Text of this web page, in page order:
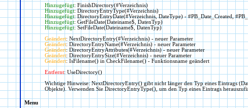
Hinzugefügt: FinishDirectory(#Verzeichnis)
Hinzugefügt: DirectoryEntryType(#Verzeichnis)
Hinzugefügt: DirectoryEntryDate(#Verzeichnis, DateType) - #PB_Date_Created,
Hinzugefügt: GetFileDate(Dateiname$, DatenTyp)
Hinzugefügt: SetFileDate(Dateiname$, DatenTyp)
Geändert: NextDirectoryEntry(#Verzeichnis) - neuer Parameter
Geändert: DirectoryEntryName(#Verzeichnis) - neuer Parameter
Geändert: DirectoryEntryAttributes(#Verzeichnis) - neuer Parameter
Geändert: DirectoryEntrySize(#Verzeichnis) - neuer Parameter
Geändert: IsFilename() in CheckFilename() - Funktionsname geändert
Entfernt: UseDirectory()
Wichtige Hinweise: NextDirectoryEntry() gibt nicht länger den Typ eines Eintrags
Objekte). Verwenden Sie DirectoryEntryType(), um den Typ eines Eintrags
Menu